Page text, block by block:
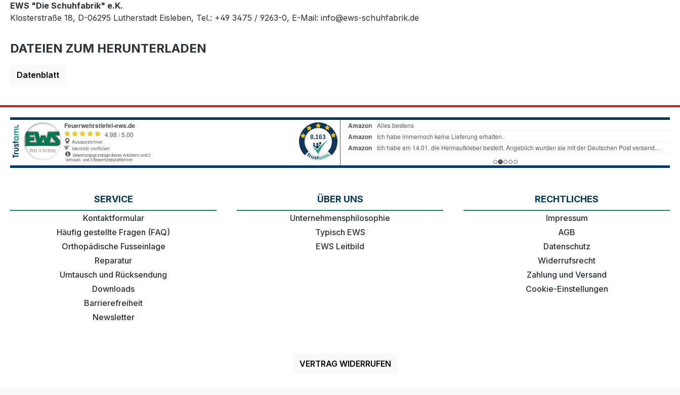
EWS "Die Schuhfabrik" e.K.
Klosterstraße 18, D-06295 Lutherstadt Eisleben, Tel.: +49 3475 / 9263-0, E-Mail: info@ews-schuhfabrik.de
DATEIEN ZUM HERUNTERLADEN
Datenblatt
SERVICE
Kontaktformular
Häufig gestellte Fragen (FAQ)
Orthopädische Fusseinlage
Reparatur
Umtausch und Rücksendung
Downloads
Barrierefreiheit
Newsletter
ÜBER UNS
Unternehmensphilosophie
Typisch EWS
EWS Leitbild
RECHTLICHES
Impressum
AGB
Datenschutz
Widerrufsrecht
Zahlung und Versand
Cookie-Einstellungen
VERTRAG WIDERRUFEN